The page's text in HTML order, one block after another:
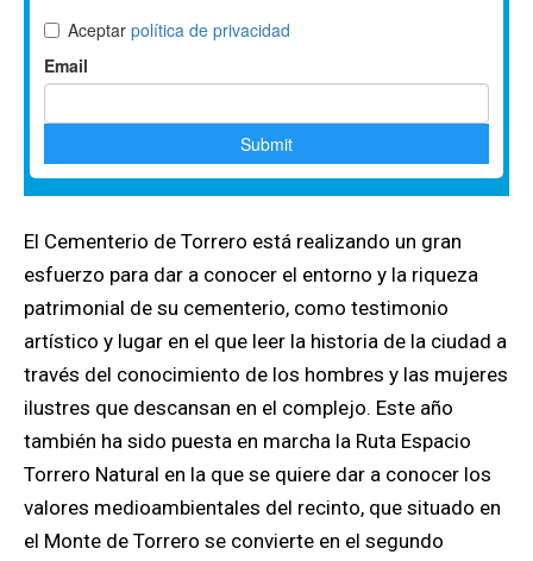
El Cementerio de Torrero está realizando un gran
esfuerzo para dar a conocer el entorno y la riqueza
patrimonial de su cementerio, como testimonio
artístico y lugar en el que leer la historia de la ciudad a
través del conocimiento de los hombres y las mujeres
ilustres que descansan en el complejo. Este año
también ha sido puesta en marcha la Ruta Espacio
Torrero Natural en la que se quiere dar a conocer los
valores medioambientales del recinto, que situado en
el Monte de Torrero se convierte en el segundo